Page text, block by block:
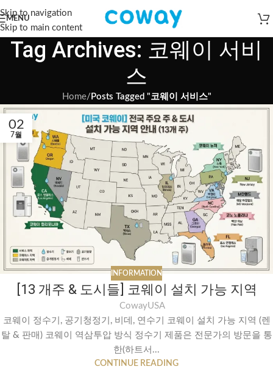
Skip to navigation
Skip to main content
MENU
Tag Archives: 코웨이 서비
스
Home/ Posts Tagged "코웨이 서비스"
02
7월
INFORMATION
[13 개주 & 도시들] 코웨이 설치 가능 지역
CowayUSA
코웨이 정수기, 공기청정기, 비데, 연수기 코웨이 설치 가능 지역 (렌
탈 & 판매) 코웨이 역삼투압 방식 정수기 제품은 전문가의 방문을 통
한(하트서...
CONTINUE READING